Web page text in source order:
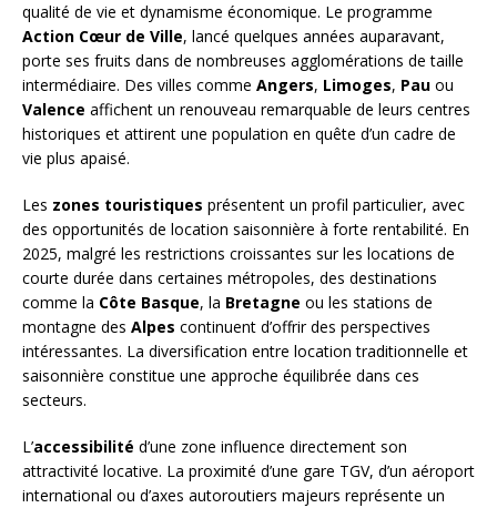
qualité de vie et dynamisme économique. Le programme
Action Cœur de Ville, lancé quelques années auparavant,
porte ses fruits dans de nombreuses agglomérations de taille
intermédiaire. Des villes comme Angers, Limoges, Pau ou
Valence affichent un renouveau remarquable de leurs centres
historiques et attirent une population en quête d’un cadre de
vie plus apaisé.
Les zones touristiques présentent un profil particulier, avec
des opportunités de location saisonnière à forte rentabilité. En
2025, malgré les restrictions croissantes sur les locations de
courte durée dans certaines métropoles, des destinations
comme la Côte Basque, la Bretagne ou les stations de
montagne des Alpes continuent d’offrir des perspectives
intéressantes. La diversification entre location traditionnelle et
saisonnière constitue une approche équilibrée dans ces
secteurs.
L’accessibilité d’une zone influence directement son
attractivité locative. La proximité d’une gare TGV, d’un aéroport
international ou d’axes autoroutiers majeurs représente un